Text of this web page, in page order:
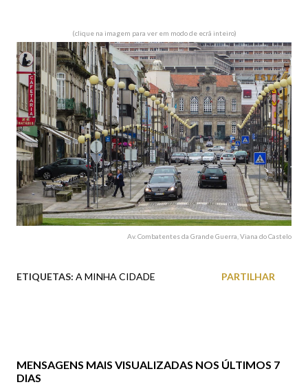
(clique na imagem para ver em modo de ecrã inteiro)
Av. Combatentes da Grande Guerra, Viana do Castelo
ETIQUETAS: A MINHA CIDADE PARTILHAR
MENSAGENS MAIS VISUALIZADAS NOS ÚLTIMOS 7
DIAS